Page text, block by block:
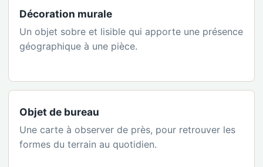
Décoration murale
Un objet sobre et lisible qui apporte une présence
géographique à une pièce.
Objet de bureau
Une carte à observer de près, pour retrouver les
formes du terrain au quotidien.